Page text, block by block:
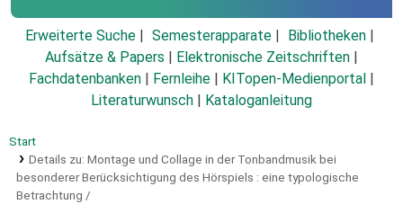
Erweiterte Suche Semesterapparate
Bibliotheken
Aufsätze & Papers
Elektronische Zeitschriften
Fachdatenbanken
Fernleihe KITopen-Medienportal
Literaturwunsch
Kataloganleitung
Start
Details zu: Montage und Collage in der Tonbandmusik bei
besonderer Berücksichtigung des Hörspiels : eine typologische
Betrachtung /